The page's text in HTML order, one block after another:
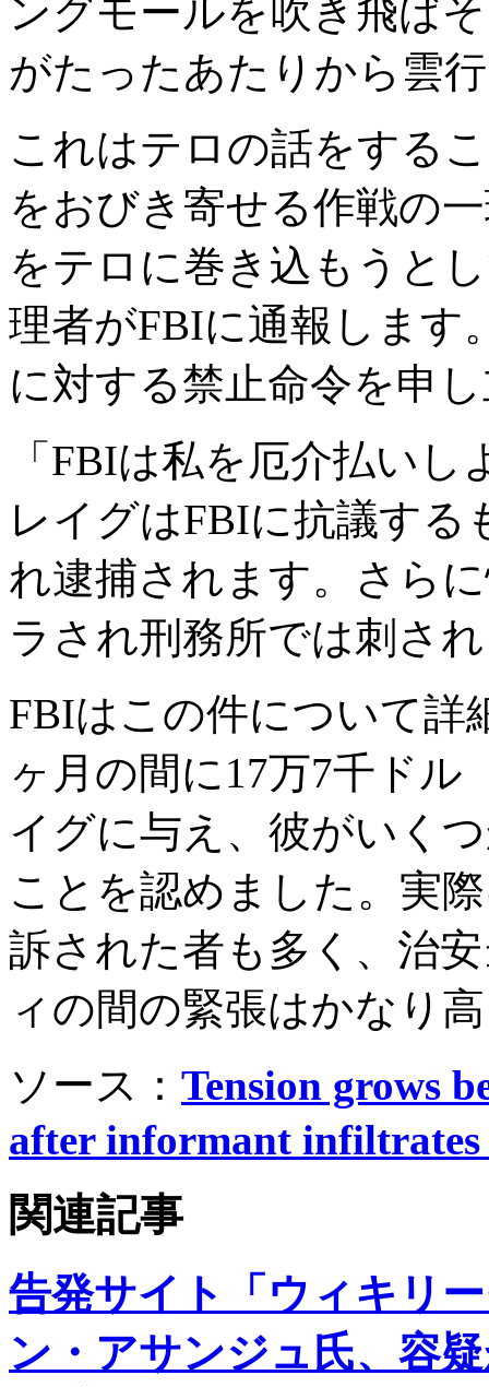
ングモールを吹き飛ば
がたったあたりから雲
これはテロの話をする
をおびき寄せる作戦の
をテロに巻き込もうと
理者がFBIに通報します
に対する禁止命令を申
「FBIは私を厄介払い
レイグはFBIに抗議する
れ逮捕されます。さら
ラされ刑務所では刺さ
FBIはこの件について詳
ヶ月の間に17万7千ドル
イグに与え、彼がいく
ことを認めました。実
訴された者も多く、治
ィの間の緊張はかなり
ソース： Tension grows
after informant infiltrates
関連記事
告発サイト「ウィキリ
ン・アサンジュ氏、容